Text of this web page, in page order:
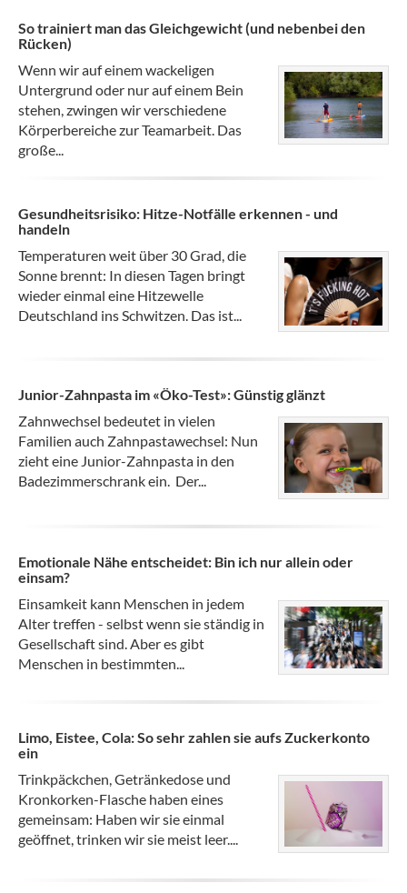
So trainiert man das Gleichgewicht (und nebenbei den
Rücken)
Wenn wir auf einem wackeligen
Untergrund oder nur auf einem Bein
stehen, zwingen wir verschiedene
Körperbereiche zur Teamarbeit. Das
große...
Gesundheitsrisiko: Hitze-Notfälle erkennen - und
handeln
Temperaturen weit über 30 Grad, die
Sonne brennt: In diesen Tagen bringt
wieder einmal eine Hitzewelle
Deutschland ins Schwitzen. Das ist...
Junior-Zahnpasta im «Öko-Test»: Günstig glänzt
Zahnwechsel bedeutet in vielen
Familien auch Zahnpastawechsel: Nun
zieht eine Junior-Zahnpasta in den
Badezimmerschrank ein. Der...
Emotionale Nähe entscheidet: Bin ich nur allein oder
einsam?
Einsamkeit kann Menschen in jedem
Alter treffen - selbst wenn sie ständig in
Gesellschaft sind. Aber es gibt
Menschen in bestimmten...
Limo, Eistee, Cola: So sehr zahlen sie aufs Zuckerkonto
ein
Trinkpäckchen, Getränkedose und
Kronkorken-Flasche haben eines
gemeinsam: Haben wir sie einmal
geöffnet, trinken wir sie meist leer....